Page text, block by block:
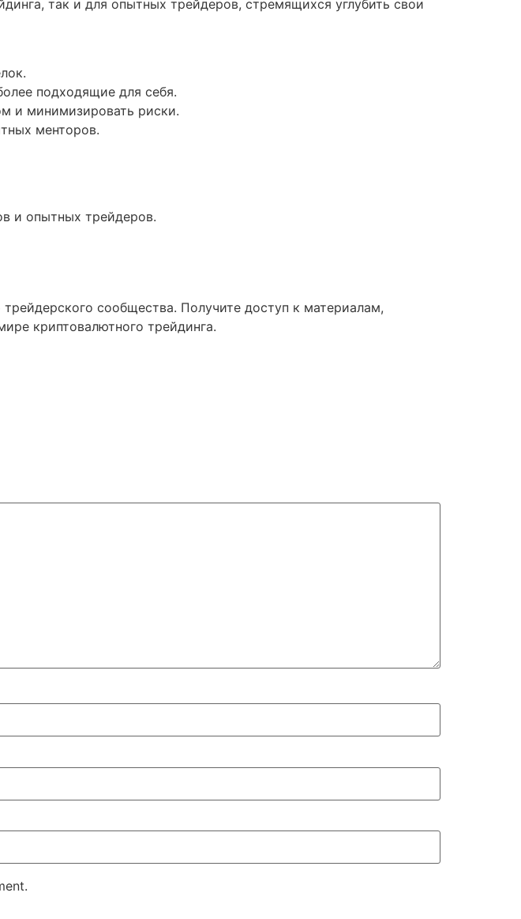
так и для опытных трейдеров, стремящихся углубить свои
подходящие для себя.
и минимизировать риски.
менторов.
и опытных трейдеров.
сообщества. Получите доступ к материалам,
криптовалютного трейдинга.